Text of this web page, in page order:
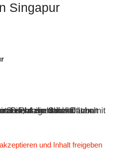
Singapur
Platzhalterinhalt von
beachten Sie, dass dabei Daten mit Drittanbietern ausgetauscht werden.
und Inhalt freigeben